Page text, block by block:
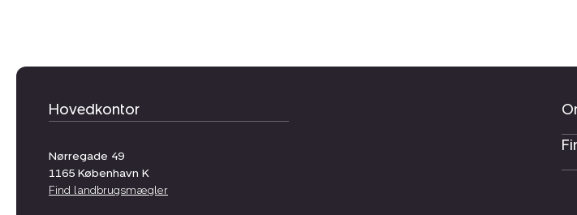
Hovedkontor
Nørregade 49
1165 København K
Find landbrugsmægler